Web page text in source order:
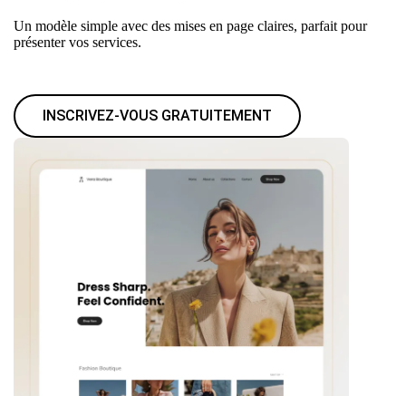
Un modèle simple avec des mises en page claires, parfait pour
présenter vos services.
INSCRIVEZ-VOUS GRATUITEMENT